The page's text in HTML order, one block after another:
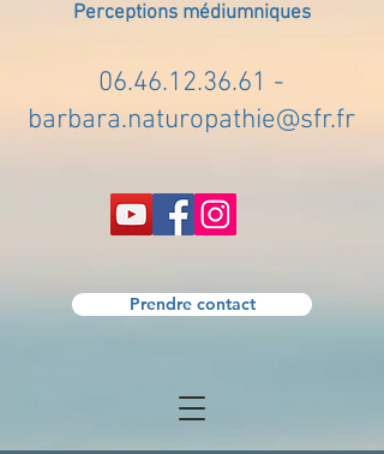
Perceptions médiumniques
06.46.12.36.61 -
barbara.naturopathie@sfr.fr
Prendre contact